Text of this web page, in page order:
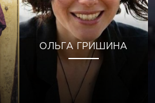
ОЛЬГА ГРИШИНА